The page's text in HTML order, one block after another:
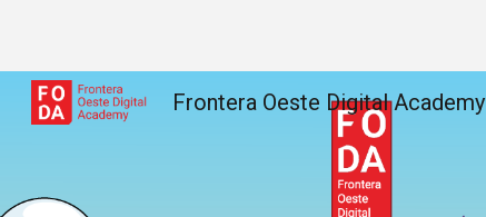
Frontera Oeste Digital Academy